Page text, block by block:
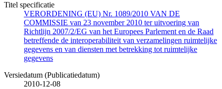
Titel specificatie
VERORDENING (EU) Nr. 1089/2010 VAN DE
COMMISSIE van 23 november 2010 ter uitvoering van
Richtlijn 2007/2/EG van het Europees Parlement en de Raad
betreffende de interoperabiliteit van verzamelingen ruimtelijke
gegevens en van diensten met betrekking tot ruimtelijke
gegevens
Versiedatum (Publicatiedatum)
2010-12-08